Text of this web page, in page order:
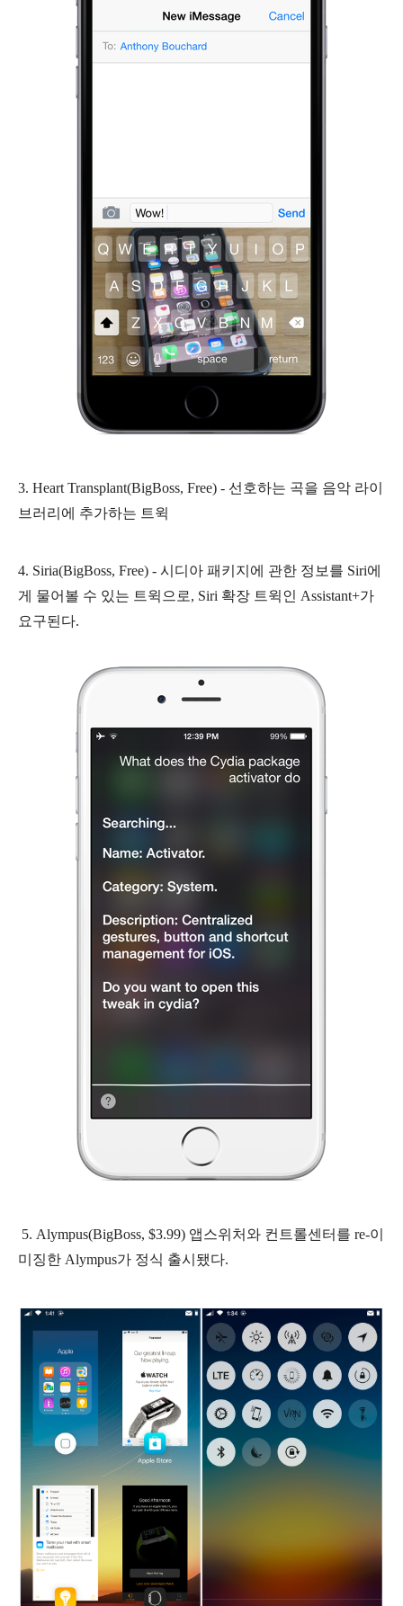
3. Heart Transplant(BigBoss, Free) - 선호하는 곡을 음악 라이
브러리에 추가하는 트윅
4. Siria(BigBoss, Free) - 시디아 패키지에 관한 정보를 Siri에
게 물어볼 수 있는 트윅으로, Siri 확장 트윅인 Assistant+가
요구된다.
5. Alympus(BigBoss, $3.99) 앱스위처와 컨트롤센터를 re-이
미징한 Alympus가 정식 출시됐다.